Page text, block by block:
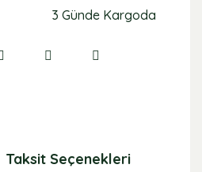
3 Günde Kargoda
Taksit Seçenekleri